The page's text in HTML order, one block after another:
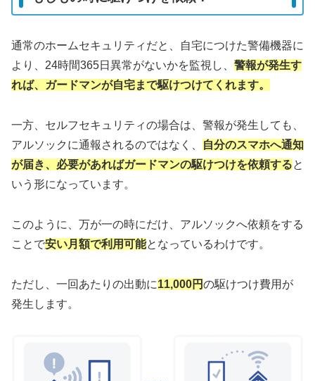
通常のホームセキュリティだと、自宅につけた警備機器に
より、24時間365日異常がないかを監視し、 警報が発生す
れば、ガードマンが自宅まで駆けつけてくれます。
一方、セルフセキュリティの場合は、警報が発生しても、
アルソックに通報されるのではなく、
自分のスマホへ通知
が届き、必要があればガードマンの駆けつけを依頼すると
いう形になっています。
このように、万が一の時にだけ、アルソックへ依頼をする
ことで安い月額で利用可能となっているわけです。
ただし、一回あたりの出動に11,000円の駆けつけ費用が
発生します。